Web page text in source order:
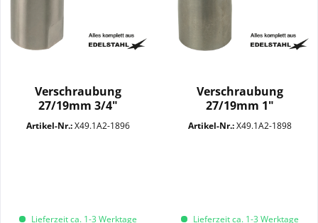
Verschraubung
27/19mm 3/4"
Überwurfmutter...
Artikel-Nr.:X49.1A2-1896
Lieferzeit ca. 1-3 Werktage
Verschraubung
27/19mm 1"
Überwurfmutter
SW14+29 VA
Artikel-Nr.:X49.1A2-1898
Lieferzeit ca. 1-3 Werktage